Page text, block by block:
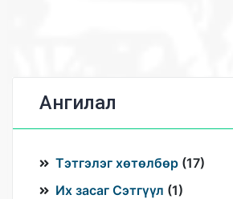
Ангилал
Тэтгэлэг хөтөлбөр (17)
Их засаг Сэтгүүл (1)